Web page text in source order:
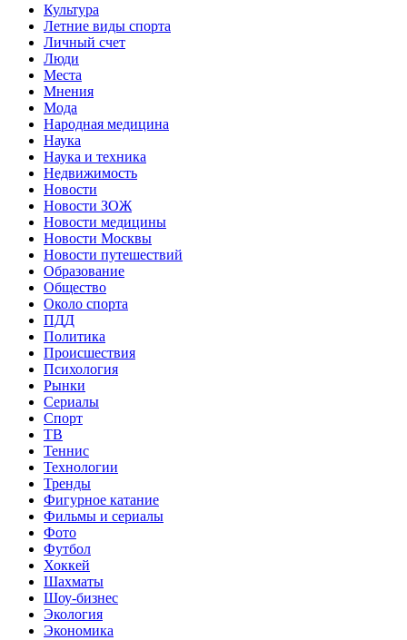
Культура
Летние виды спорта
Личный счет
Люди
Места
Мнения
Мода
Народная медицина
Наука
Наука и техника
Недвижимость
Новости
Новости ЗОЖ
Новости медицины
Новости Москвы
Новости путешествий
Образование
Общество
Около спорта
ПДД
Политика
Происшествия
Психология
Рынки
Сериалы
Спорт
ТВ
Теннис
Технологии
Тренды
Фигурное катание
Фильмы и сериалы
Фото
Футбол
Хоккей
Шахматы
Шоу-бизнес
Экология
Экономика